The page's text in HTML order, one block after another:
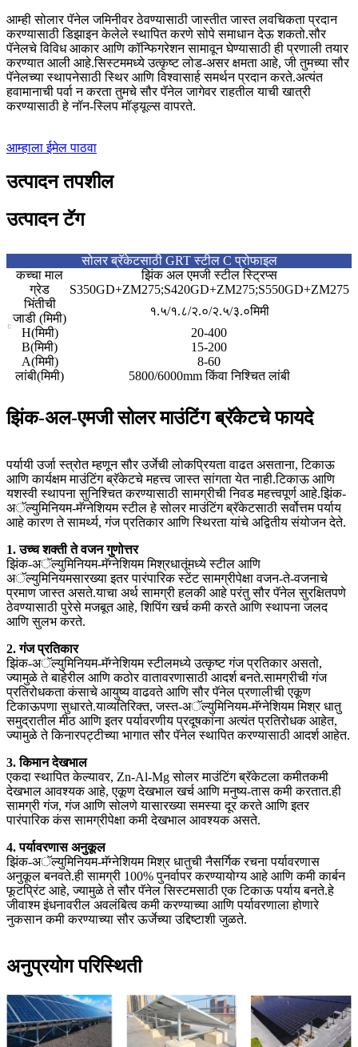
आम्ही सोलार पॅनेल जमिनीवर ठेवण्यासाठी जास्तीत जास्त लवचिकता प्रदान
करण्यासाठी डिझाइन केलेले स्थापित करणे सोपे समाधान देऊ शकतो.सौर
पॅनेलचे विविध आकार आणि कॉन्फिगरेशन सामावून घेण्यासाठी ही प्रणाली तयार
करण्यात आली आहे.सिस्टममध्ये उत्कृष्ट लोड-असर क्षमता आहे, जी तुमच्या सौर
पॅनेलच्या स्थापनेसाठी स्थिर आणि विश्वासार्ह समर्थन प्रदान करते.अत्यंत
हवामानाची पर्वा न करता तुमचे सौर पॅनेल जागेवर राहतील याची खात्री
करण्यासाठी हे नॉन-स्लिप मॉड्यूल्स वापरते.
आम्हाला ईमेल पाठवा
उत्पादन तपशील
उत्पादन टॅग
सोलर ब्रॅकेटसाठी GRT स्टील C प्रोफाइल
कच्चा माल
झिंक अल एमजी स्टील स्ट्रिप्स
ग्रेड
S350GD+ZM275;S420GD+ZM275;S550GD+ZM275
भिंतीची
जाडी (मिमी)
१.५/१.८/२.०/२.५/३.०मिमी
H(मिमी)
20-400
B(मिमी)
15-200
A(मिमी)
8-60
लांबी(मिमी)
5800/6000mm किंवा निश्चित लांबी
झिंक-अल-एमजी सोलर माउंटिंग ब्रॅकेटचे फायदे
पर्यायी उर्जा स्त्रोत म्हणून सौर उर्जेची लोकप्रियता वाढत असताना, टिकाऊ
आणि कार्यक्षम माउंटिंग ब्रॅकेटचे महत्त्व जास्त सांगता येत नाही.टिकाऊ आणि
यशस्वी स्थापना सुनिश्चित करण्यासाठी सामग्रीची निवड महत्त्वपूर्ण आहे.झिंक-
अॅल्युमिनियम-मॅग्नेशियम स्टील हे सोलर माउंटिंग ब्रॅकेटसाठी सर्वोत्तम पर्याय
आहे कारण ते सामर्थ्य, गंज प्रतिकार आणि स्थिरता यांचे अद्वितीय संयोजन देते.
1. उच्च शक्ती ते वजन गुणोत्तर
झिंक-अॅल्युमिनियम-मॅग्नेशियम मिश्रधातूंमध्ये स्टील आणि
अॅल्युमिनियमसारख्या इतर पारंपारिक स्टेंट सामग्रीपेक्षा वजन-ते-वजनाचे
प्रमाण जास्त असते.याचा अर्थ सामग्री हलकी आहे परंतु सौर पॅनेल सुरक्षितपणे
ठेवण्यासाठी पुरेसे मजबूत आहे, शिपिंग खर्च कमी करते आणि स्थापना जलद
आणि सुलभ करते.
2. गंज प्रतिकार
झिंक-अॅल्युमिनियम-मॅग्नेशियम स्टीलमध्ये उत्कृष्ट गंज प्रतिकार असतो,
ज्यामुळे ते बाहेरील आणि कठोर वातावरणासाठी आदर्श बनते.सामग्रीची गंज
प्रतिरोधकता कंसाचे आयुष्य वाढवते आणि सौर पॅनेल प्रणालीची एकूण
टिकाऊपणा सुधारते.याव्यतिरिक्त, जस्त-अॅल्युमिनियम-मॅग्नेशियम मिश्र धातु
समुद्रातील मीठ आणि इतर पर्यावरणीय प्रदूषकांना अत्यंत प्रतिरोधक आहेत,
ज्यामुळे ते किनारपट्टीच्या भागात सौर पॅनेल स्थापित करण्यासाठी आदर्श आहेत.
3. किमान देखभाल
एकदा स्थापित केल्यावर, Zn-Al-Mg सोलर माउंटिंग ब्रॅकेटला कमीतकमी
देखभाल आवश्यक आहे, एकूण देखभाल खर्च आणि मनुष्य-तास कमी करतात.ही
सामग्री गंज, गंज आणि सोलणे यासारख्या समस्या दूर करते आणि इतर
पारंपारिक कंस सामग्रीपेक्षा कमी देखभाल आवश्यक असते.
4. पर्यावरणास अनुकूल
झिंक-अॅल्युमिनियम-मॅग्नेशियम मिश्र धातुची नैसर्गिक रचना पर्यावरणास
अनुकूल बनवते.ही सामग्री 100% पुनर्वापर करण्यायोग्य आहे आणि कमी कार्बन
फूटप्रिंट आहे, ज्यामुळे ते सौर पॅनेल सिस्टमसाठी एक टिकाऊ पर्याय बनते.हे
जीवाश्म इंधनावरील अवलंबित्व कमी करण्याच्या आणि पर्यावरणाला होणारे
नुकसान कमी करण्याच्या सौर ऊर्जेच्या उद्दिष्टाशी जुळते.
अनुप्रयोग परिस्थिती